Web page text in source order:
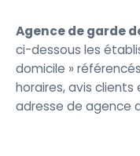
Agence de garde
ci-dessous les
domicile »
horaires, avis
adresse de agence